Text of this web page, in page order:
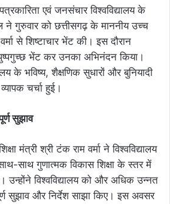
एवं जनसंचार विश्वविद्यालय के
ने गुरुवार को छत्तीसगढ़ के माननीय उच्च
से शिष्टाचार भेंट की। इस दौरान
भेंट कर उनका अभिनंदन किया।
के भविष्य, शैक्षणिक सुधारों और बुनियादी
चर्चा हुई।
सुझाव
मंत्री श्री टंक राम वर्मा ने विश्वविद्यालय
साथ गुणात्मक विकास शिक्षा के स्तर में
उन्होंने विश्वविद्यालय को और अधिक उन्नत
सुझाव और निर्देश साझा किए। इस अवसर